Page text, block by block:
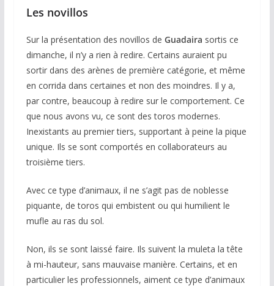
Les novillos
Sur la présentation des novillos de Guadaira sortis ce
dimanche, il n’y a rien à redire. Certains auraient pu
sortir dans des arènes de première catégorie, et même
en corrida dans certaines et non des moindres. Il y a,
par contre, beaucoup à redire sur le comportement. Ce
que nous avons vu, ce sont des toros modernes.
Inexistants au premier tiers, supportant à peine la pique
unique. Ils se sont comportés en collaborateurs au
troisième tiers.
Avec ce type d’animaux, il ne s’agit pas de noblesse
piquante, de toros qui embistent ou qui humilient le
mufle au ras du sol.
Non, ils se sont laissé faire. Ils suivent la muleta la tête
à mi-hauteur, sans mauvaise manière. Certains, et en
particulier les professionnels, aiment ce type d’animaux